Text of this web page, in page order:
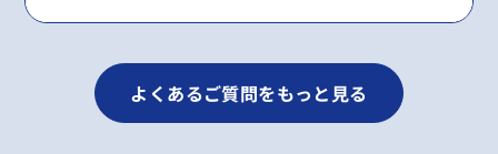
景観への配慮や高所作業など、建物の構造に合
わせた最適な工法をご提案します。
よくあるご質問をもっと見る